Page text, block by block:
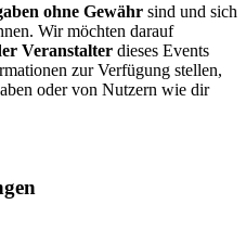
ohne Gewähr sind und sich
Wir möchten darauf
Veranstalter dieses Events
zur Verfügung stellen,
oder von Nutzern wie dir